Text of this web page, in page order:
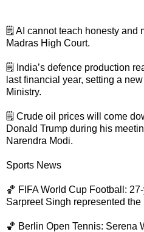
🗒️ AI cannot teach honesty and
Madras High Court.
🗒️ India’s defence production
last financial year, setting a
Ministry.
🗒️ Crude oil prices will come
Donald Trump during his
Narendra Modi.
Sports News
🏀 FIFA World Cup Football:
Sarpreet Singh represented
🏀 Berlin Open Tennis: Serena